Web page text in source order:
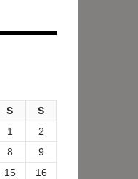
S
S
1
2
8
9
15
16